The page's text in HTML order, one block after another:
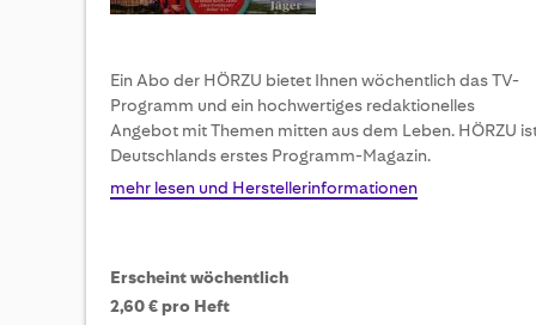
Ein Abo der HÖRZU bietet Ihnen wöchentlich das TV-
Programm und ein hochwertiges redaktionelles
Angebot mit Themen mitten aus dem Leben. HÖRZU
Deutschlands erstes Programm-Magazin.
mehr lesen und Herstellerinformationen
Erscheint wöchentlich
2,60 € pro Heft